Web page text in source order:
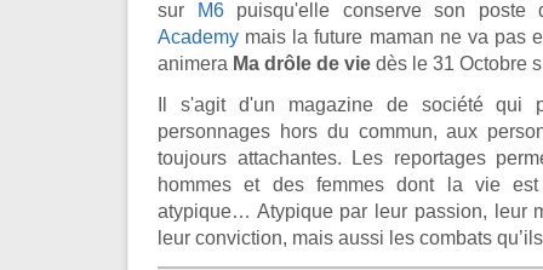
sur
M6puisqu'elle conserve son
Academy mais la future maman ne va pas
animera Ma drôle de vie dès le 31 Octobre
Il s'agit d'un magazine de société qui
personnages hors du commun, aux
toujours attachantes. Les reportages
hommes et des femmes dont la vie
atypique… Atypique par leur passion, leur
leur conviction, mais aussi les combats